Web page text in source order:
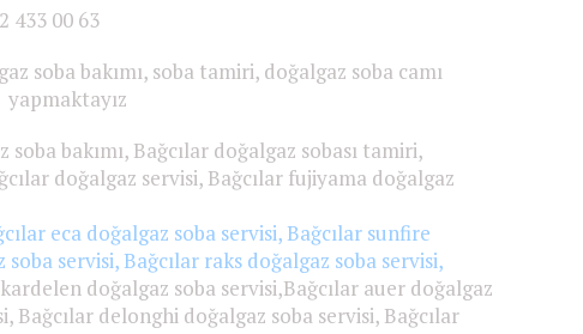
433 00 63
soba bakımı, soba tamiri, doğalgaz soba camı
yapmaktayız
bakımı, Bağcılar doğalgaz sobası tamiri,
doğalgaz servisi, Bağcılar fujiyama doğalgaz
eca doğalgaz soba servisi, Bağcılar sunfire
servisi, Bağcılar raks doğalgaz soba servisi,
doğalgaz soba servisi,Bağcılar auer doğalgaz
Bağcılar delonghi doğalgaz soba servisi, Bağcılar